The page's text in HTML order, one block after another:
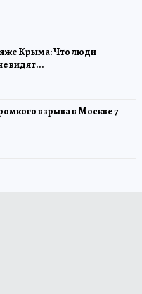
Крыма: Что люди
видят...
взрыва в Москве 7